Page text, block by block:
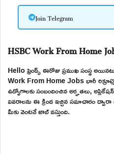
Join Telegram
HSBC Work From Home
Hello ఫ్రెండ్స్ ఈరోజు ప్రముఖ సంస్థ
Work From Home Jobs భారీ
ఉద్యోగాలకు సంబందించిన అర్హతలు,
వివరాలను ఈ క్రింద ఇచ్చిన సమాచారం
మీకు వెంటనే జాబ్ వస్తుంది.